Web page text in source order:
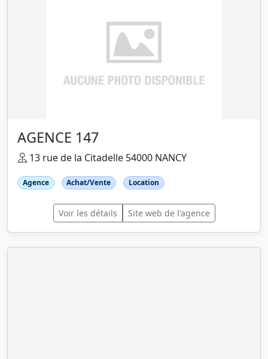
AGENCE 147
13 rue de la Citadelle 54000 NANCY
Agence Achat/Vente Location
Voir les détails Site web de l'agence